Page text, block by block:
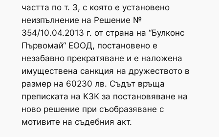
частта по т. 3, с която е установено
неизпълнение на Решение №
354/10.04.2013 г. от страна на “Булконс
Първомай“ ЕООД, постановено е
незабавно прекратяване и е наложена
имуществена санкция на дружеството в
размер на 60230 лв. Съдът връща
преписката на КЗК за постановяване на
ново решение при съобразяване с
мотивите на съдебния акт.